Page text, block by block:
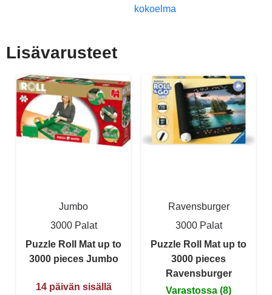
kokoelma
Lisävarusteet
Jumbo
3000 Palat
Puzzle Roll Mat up to
3000 pieces Jumbo
14 päivän sisällä
Ravensburger
3000 Palat
Puzzle Roll Mat up to
3000 pieces
Ravensburger
Varastossa (8)